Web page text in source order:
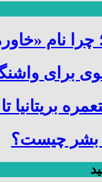
چرا نام
برای
بریتانیا
بشر چیست؟